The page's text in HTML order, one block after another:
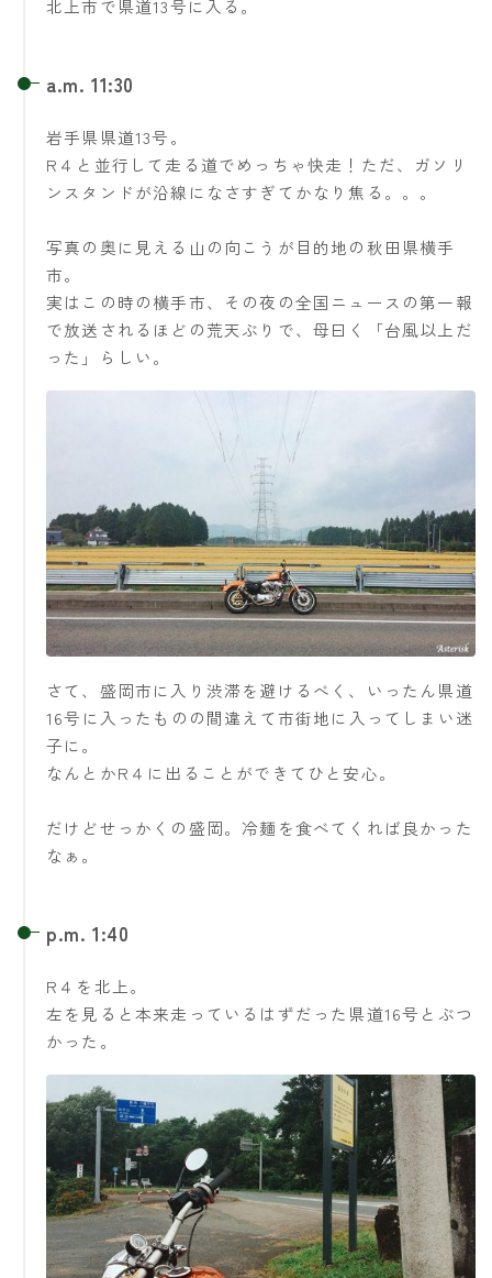
北上市で県道13号に入る。
a.m. 11:30
岩手県県道13号。
R４と並行して走る道でめっちゃ快走！ただ、ガソリ
ンスタンドが沿線になさすぎてかなり焦る。。。
写真の奥に見える山の向こうが目的地の秋田県横手
市。
実はこの時の横手市、その夜の全国ニュースの第一報
で放送されるほどの荒天ぶりで、母曰く「台風以上だ
った」らしい。
さて、盛岡市に入り渋滞を避けるべく、いったん県道
16号に入ったものの間違えて市街地に入ってしまい迷
子に。
なんとかR４に出ることができてひと安心。
だけどせっかくの盛岡。冷麺を食べてくれば良かった
なぁ。
p.m. 1:40
R４を北上。
左を見ると本来走っているはずだった県道16号とぶつ
かった。